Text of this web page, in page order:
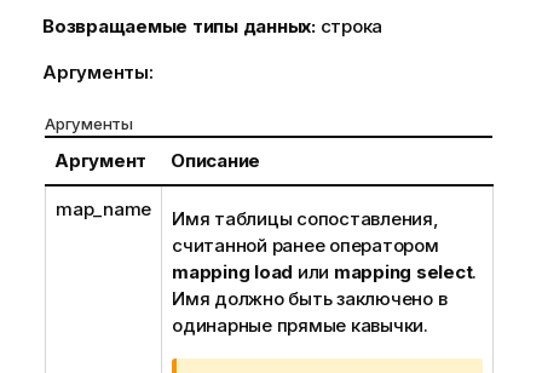
Возвращаемые типы данных: строка
Аргументы:
Аргументы
Аргумент Описание
map_name
Имя таблицы сопоставления,
считанной ранее оператором
mapping load или mapping select.
Имя должно быть заключено в
одинарные прямые кавычки.